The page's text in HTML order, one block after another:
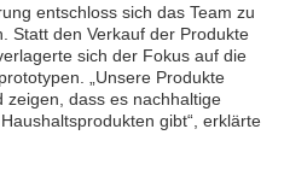
entschloss sich das Team zu
Statt den Verkauf der Produkte
sich der Fokus auf die
„Unsere Produkte
zeigen, dass es nachhaltige
gibt“, erklärte